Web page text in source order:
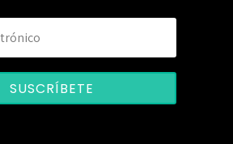
SUSCRÍBETE